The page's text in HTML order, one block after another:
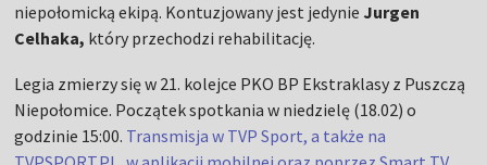
niepołomicką ekipą. Kontuzjowany jest jedynie Jurgen
Celhaka, który przechodzi rehabilitację.
Legia zmierzy się w 21. kolejce PKO BP Ekstraklasy z Puszczą
Niepołomice. Początek spotkania w niedzielę (18.02) o
godzinie 15:00. Transmisja w TVP Sport, a także na